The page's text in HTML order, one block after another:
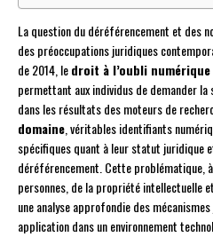
La question du déréférencement et des
des préoccupations juridiques
de 2014, ledroit à l’oubli numérique
permettant aux individus de demander
dans les résultats des moteurs de
domaine , véritables identifiants
spécifiques quant à leur statut juridique
déréférencement. Cette problématique,
personnes, de la propriété intellectuelle
une analyse approfondie des
application dans un environnement